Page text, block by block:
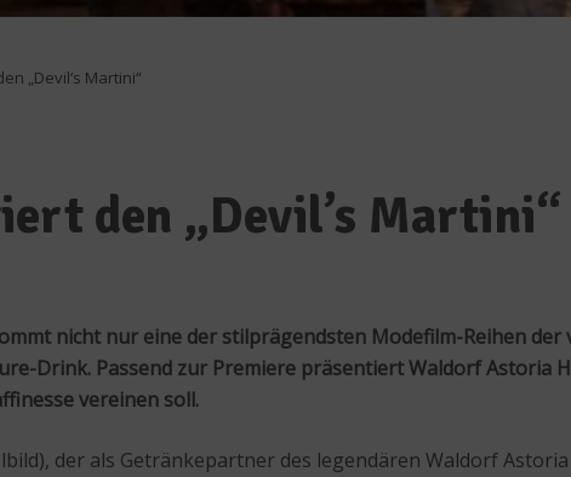
„Devil’s Martini“
den „Devil’s Martini“
nicht nur eine der stilprägendsten Modefilm-Reihen
Drink. Passend zur Premiere präsentiertWaldorf Astoria
vereinen soll.
der als Getränkepartner des legendären Waldorf